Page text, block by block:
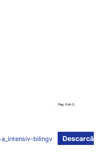
bilingv
Descarcă